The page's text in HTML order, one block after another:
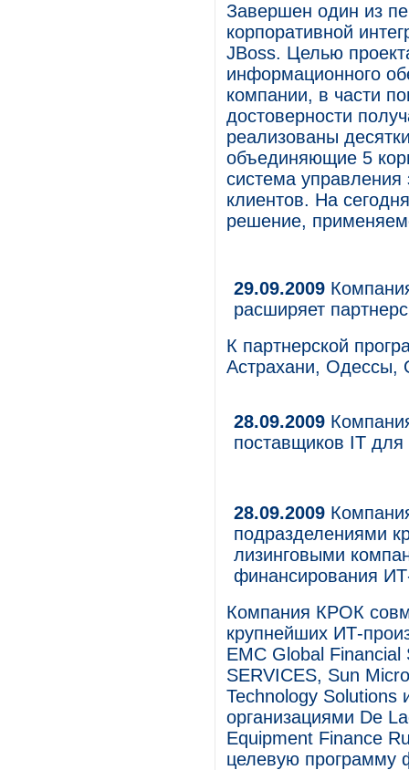
Завершен один из
корпоративной
JBoss. Целью
информационного
компании, в части
достоверности
реализованы
объединяющие 5
система
клиентов. На
решение,
29.09.2009
расширяет
К партнерской
Астрахани, Одессы,
28.09.2009
поставщиков IT для
28.09.2009
подразделениями
лизинговыми
финансирования
Компания КРОК
крупнейших ИТ-
EMC Global Financial
SERVICES, Sun
Technology
организациями De
Equipment Finance
целевую программу